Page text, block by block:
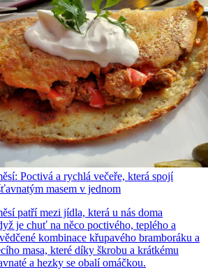
Poctivá a rychlá večeře, která spojí
masem v jednom
patří mezi jídla, která u nás doma
je chuť na něco poctivého, teplého a
kombinace křupavého bramboráku a
masa, které díky škrobu a krátkému
a hezky se obalí omáčkou.